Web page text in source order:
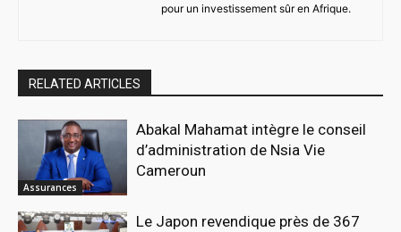
pour un investissement sûr en Afrique.
RELATED ARTICLES
Assurances
Abakal Mahamat intègre le conseil
d’administration de Nsia Vie
Cameroun
Le Japon revendique près de 367